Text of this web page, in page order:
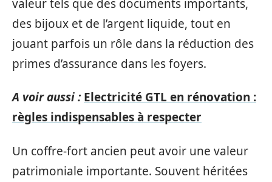
valeur tels que des documents importants,
des bijoux et de l’argent liquide, tout en
jouant parfois un rôle dans la réduction des
primes d’assurance dans les foyers.
A voir aussi : Electricité GTL en rénovation :
règles indispensables à respecter
Un coffre-fort ancien peut avoir une valeur
patrimoniale importante. Souvent héritées